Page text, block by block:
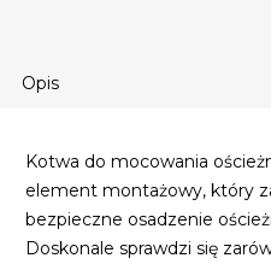
Opis
Kotwa do mocowania
element montażowy, który
bezpieczne osadzenie
Doskonale sprawdzi się